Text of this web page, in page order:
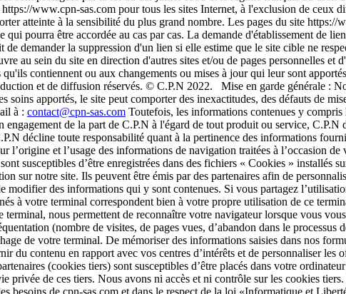
www.cpn-sas.com pour tous les sites Internet, à l'exclusion de ceux
atteinte à la sensibilité du plus grand nombre. Les pages du site https://
pourra être accordée au cas par cas. La demande d'établissement de
de demander la suppression d'un lien si elle estime que le site cible ne
au sein du site en direction d'autres sites et/ou de pages personnelles et
contiennent ou aux changements ou mises à jour qui leur sont
et de diffusion réservés. © C.P.N 2022. Mise en garde générale :
apportés, le site peut comporter des inexactitudes, des défauts de
à : contact@cpn-sas.com Toutefois, les informations contenues y
de la part de C.P.N à l'égard de tout produit ou service,
décline toute responsabilité quant à la pertinence des informations
et l’usage des informations de navigation traitées à l’occasion
susceptibles d’être enregistrées dans des fichiers « Cookies » installés
sur notre site. Ils peuvent être émis par des partenaires afin de
modifier des informations qui y sont contenues. Si vous partagez
à votre terminal correspondent bien à votre propre utilisation de ce
nous permettent de reconnaître votre navigateur lorsque vous
(nombre de visites, de pages vues, d’abandon dans le
de votre terminal. De mémoriser des informations saisies dans nos
du contenu en rapport avec vos centres d’intérêts et de personnaliser les
(cookies tiers) sont susceptibles d’être placés dans votre
privée de ces tiers. Nous avons ni accès et ni contrôle sur les cookies
besoins de cpn-sas.com et dans le respect de la loi «Informatique et